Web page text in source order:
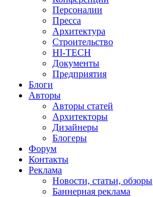
Персоналии
Пресса
Архитектура
Строительство
HI-TECH
Документы
Предприятия
Блоги
Авторы
Авторы статей
Архитекторы
Дизайнеры
Блогеры
Форум
Контакты
Реклама
Новости, статьи, обзоры
Баннерная реклама